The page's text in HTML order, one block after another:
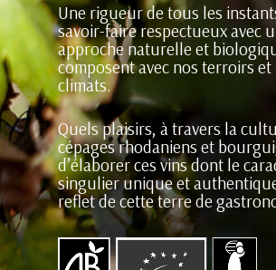
Une rigueur de tous les
savoir-faire respectueux avec
approche naturelle et
composent avec nos terroirs et
climats.
Quels plaisirs, à travers la
cépages rhodaniens et
d’élaborer ces vins dont le
singulier unique et
reflet de cette terre de